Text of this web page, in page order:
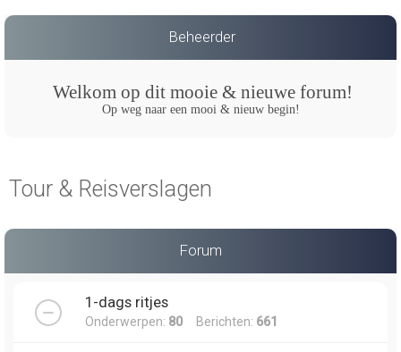
Beheerder
Welkom op dit mooie & nieuwe forum!
Op weg naar een mooi & nieuw begin!
Tour & Reisverslagen
Forum
1-dags ritjes
Onderwerpen: 80 Berichten: 661